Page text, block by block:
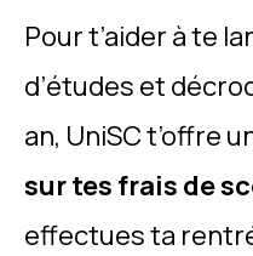
Pour t’aider à te
d’études et
an, UniSC t’offre
sur tes frais de
effectues ta